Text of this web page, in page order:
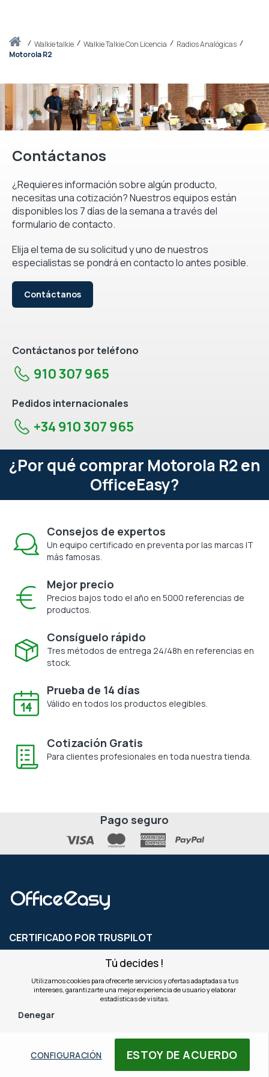
Inicio walkie talkie Walkie Talkie Con Licencia
Radios Analógicas
Motorola R2
ESTOY DE ACUERDO
CONFIGURACIÓN
Tú decides !
Utilizamos cookies para ofrecerte servicios y ofertas adaptadas a tus
intereses, garantizarte una mejor experiencia de usuario y elaborar
estadísticas de visitas.
Denegar
Contáctanos
¿Requieres información sobre algún producto,
necesitas una cotización? Nuestros equipos están
disponibles los 7 días de la semana a través del
formulario de contacto.
Elija el tema de su solicitud y uno de nuestros
especialistas se pondrá en contacto lo antes posible.
Contáctanos
Contáctanos por teléfono
910 307 965
Pedidos internacionales
+34 910 307 965
¿Por qué comprar Motorola R2 en
OfficeEasy?
Consejos de expertos
Un equipo certificado en preventa por las marcas IT
más famosas.
Mejor precio
Precios bajos todo el año en 5000 referencias de
productos.
Consíguelo rápido
Tres métodos de entrega 24/48h en referencias en
stock.
Prueba de 14 días
Válido en todos los productos elegibles.
Cotización Gratis
Para clientes profesionales en toda nuestra tienda.
Pago seguro
CERTIFICADO POR TRUSPILOT
de 5
SERVICIO AL CLIENTE
Email: servicioalcliente@office-easy.es
AYUDA